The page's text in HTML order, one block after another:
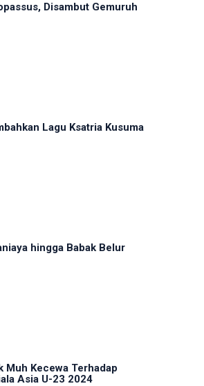
Disambut Gemuruh
Lagu Ksatria Kusuma
hingga Babak Belur
Muh Kecewa Terhadap
Asia U-23 2024